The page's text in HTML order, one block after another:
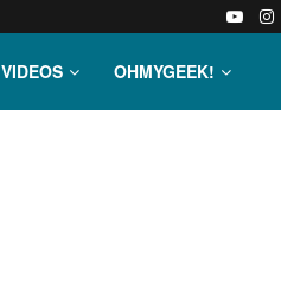
VIDEOS OHMYGEEK!